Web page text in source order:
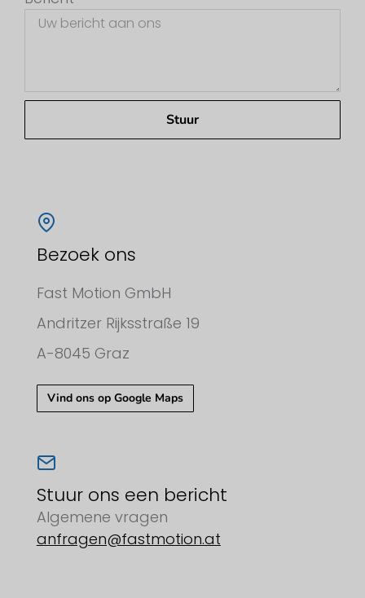
Stuur
Bezoek ons
Fast Motion GmbH
Andritzer Rijksstraße 19
A-8045 Graz
Vind ons op Google Maps
Stuur ons een bericht
Algemene vragen
anfragen@fastmotion.at